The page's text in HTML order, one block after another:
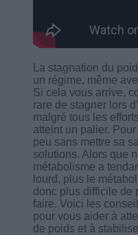
La stagnation du
un régime, même
Si cela vous arrive,
rare de stagner lors
malgré tous les
atteint un palier.
peu sans mettre sa
solutions. Alors que
métabolisme a
lourd, plus le
donc plus difficile de
faire. Voici les
pour vous aider à
de poids et à